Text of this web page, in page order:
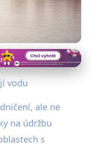
Šrámková
vodu
ale ne
na údržbu
s